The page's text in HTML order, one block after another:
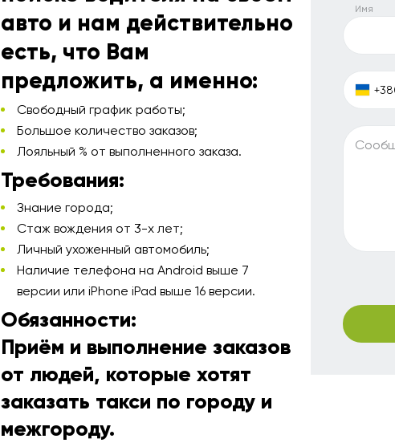
авто и нам действительно
есть, что Вам
предложить, а именно:
Свободный график работы;
Большое количество заказов;
Лояльный % от выполненного заказа.
Требования:
Знание города;
Стаж вождения от 3-х лет;
Личный ухоженный автомобиль;
Наличие телефона на Android выше 7
версии или iPhone iPad выше 16 версии.
Обязанности:
Приём и выполнение заказов
от людей, которые хотят
заказать такси по городу и
межгороду.
Имя